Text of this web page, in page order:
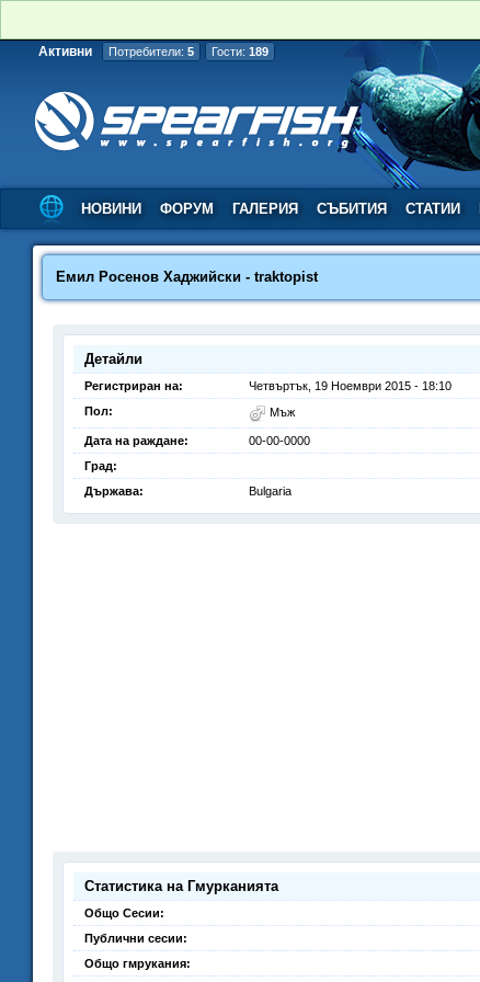
Активни Потребители: 5 Гости: 189
НОВИНИ ФОРУМ ГАЛЕРИЯ СЪБИТИЯ СТАТИИ
Емил Росенов Хаджийски - traktopist
Детайли
Регистриран на:
Четвъртък, 19 Ноември 2015 - 18:10
Пол:
Мъж
Дата на раждане:
00-00-0000
Град:
Държава:
Bulgaria
Статистика на Гмурканията
Общо Сесии:
Публични сесии:
Общо гмрукания: